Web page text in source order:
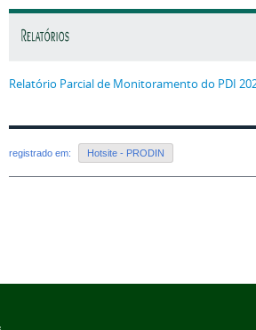
Relatório Parcial de Monitoramento do PDI
registrado em: Hotsite - PRODIN